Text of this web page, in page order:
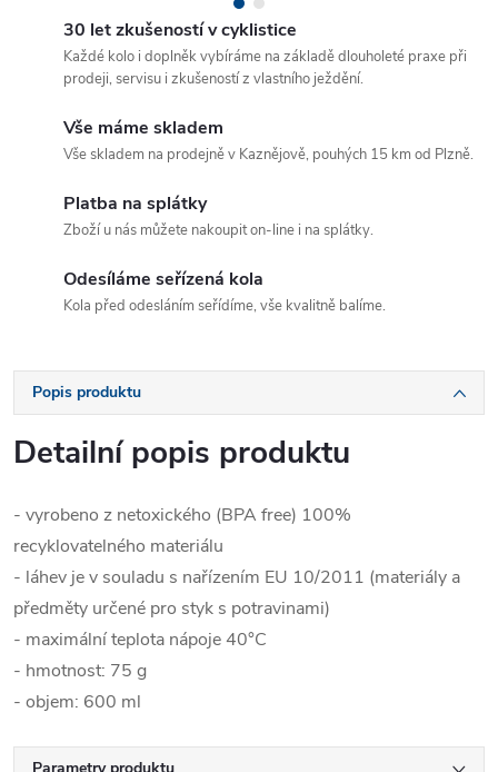
30 let zkušeností v cyklistice
Každé kolo i doplněk vybíráme na základě dlouholeté praxe při
prodeji, servisu i zkušeností z vlastního ježdění.
Vše máme skladem
Vše skladem na prodejně v Kaznějově, pouhých 15 km od Plzně.
Platba na splátky
Zboží u nás můžete nakoupit on-line i na splátky.
Odesíláme seřízená kola
Kola před odesláním seřídíme, vše kvalitně balíme.
Popis produktu
Detailní popis produktu
- vyrobeno z netoxického (BPA free) 100%
recyklovatelného materiálu
- láhev je v souladu s nařízením EU 10/2011 (materiály a
předměty určené pro styk s potravinami)
- maximální teplota nápoje 40°C
- hmotnost: 75 g
- objem: 600 ml